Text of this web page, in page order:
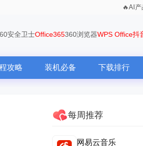
AI产
安全卫士Office365360浏览器WPS Office抖
攻略 装机必备 下载排行
每周推荐
网易云音乐